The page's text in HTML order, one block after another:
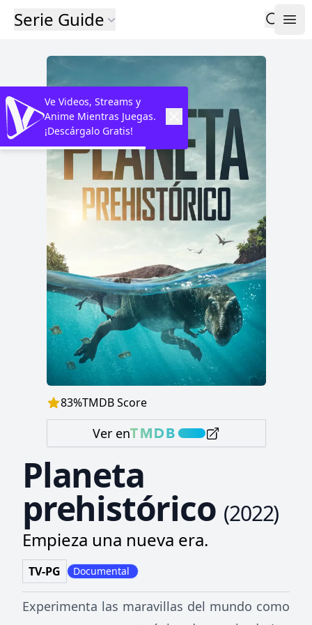
Serie Guide
83%TMDB Score
Ver en
Planeta
prehistórico (2022)
Empieza una nueva era.
TV-PG Documental
Experimenta las maravillas del mundo como
Ve Videos, Streams y
Anime Mientras Juegas.
¡Descárgalo Gratis!